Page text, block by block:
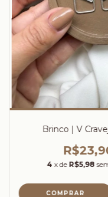
Brinco | V
4 x de R$5,98